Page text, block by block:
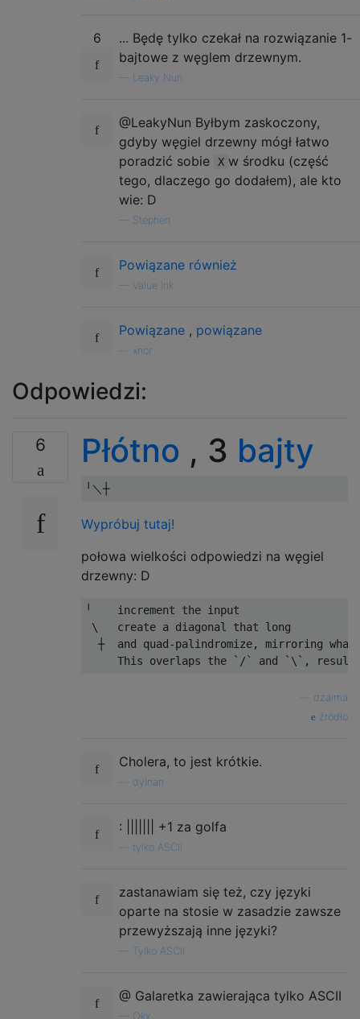
6
... Będę tylko czekał na rozwiązanie 1-
bajtowe z węglem drzewnym.
Leaky Nun
@LeakyNun Byłbym zaskoczony,
gdyby węgiel drzewny mógł łatwo
poradzić sobie
X w środku (część
tego, dlaczego go dodałem), ale kto
wie: D
Stephen
Powiązane również
Value Ink
Powiązane , powiązane
xnor
Odpowiedzi:
6 Płótno , 3 bajty
Wypróbuj tutaj!
połowa wielkości odpowiedzi na węgiel
drzewny: D
╵    increment the input
\   create a diagonal that long
┼  and quad-palindromize, mirroring
dzaima
źródło
Cholera, to jest krótkie.
dylnan
: ||||||| +1 za golfa
tylko ASCII
zastanawiam się też, czy języki
oparte na stosie w zasadzie zawsze
przewyższają inne języki?
Tylko ASCII
@ Galaretka zawierająca tylko ASCII
Okx